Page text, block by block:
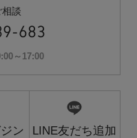
談
683
～17:00
ン
LINE友だち追加